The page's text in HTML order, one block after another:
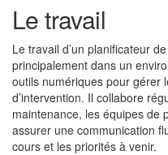
Le travail
Le travail d’un planificateur
principalement dans un
outils numériques pour gérer
d’intervention. Il collabore
maintenance, les équipes de
assurer une communication
cours et les priorités à venir.